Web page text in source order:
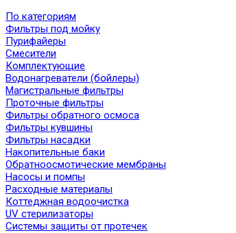
По категориям
Фильтры под мойку
Пурифайеры
Смесители
Комплектующие
Водонагреватели (бойлеры)
Магистральные фильтры
Проточные фильтры
Фильтры обратного осмоса
Фильтры кувшины
Фильтры насадки
Накопительные баки
Обратноосмотические мембраны
Насосы и помпы
Расходные материалы
Коттеджная водоочистка
UV стерилизаторы
Системы защиты от протечек